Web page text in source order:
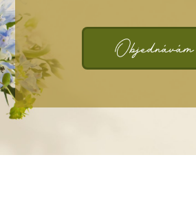
Objednávám